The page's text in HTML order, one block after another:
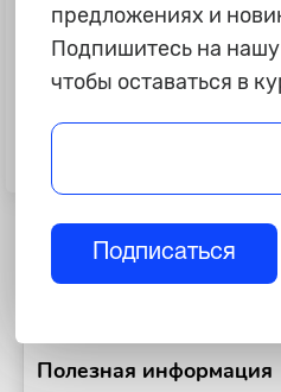
Автошампунь для бесконтактной
Полезная информация
предложениях и
Подпишитесь на
чтобы оставаться в
Подписаться